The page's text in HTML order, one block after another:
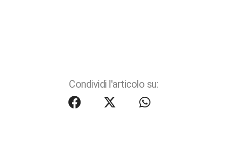
Condividi l'articolo su: